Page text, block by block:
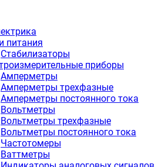
питания
Стабилизаторы
приборы
Амперметры
Амперметры трехфазные
Амперметры постоянного тока
Вольтметры
Вольтметры трехфазные
Вольтметры постоянного тока
Частотомеры
Ваттметры